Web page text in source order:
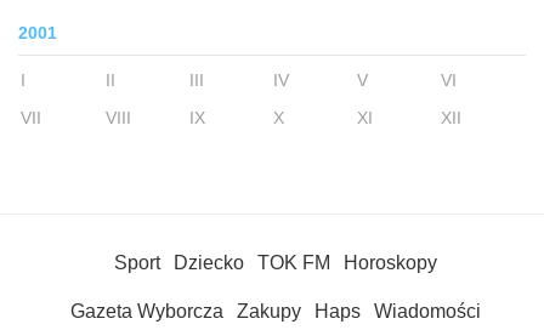
2001
I II III IV V
VI
VII
VIII IX X XI XII
Sport Dziecko TOK FM Horoskopy
Gazeta Wyborcza Zakupy Haps Wiadomości